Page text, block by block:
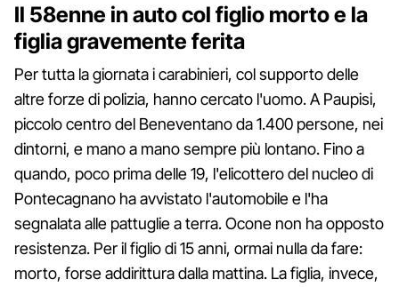
Il 58enne in auto col figlio morto e la
figlia gravemente ferita
Per tutta la giornata i carabinieri, col supporto delle
altre forze di polizia, hanno cercato l'uomo. A Paupisi,
piccolo centro del Beneventano da 1.400 persone, nei
dintorni, e mano a mano sempre più lontano. Fino a
quando, poco prima delle 19, l'elicottero del nucleo di
Pontecagnano ha avvistato l'automobile e l'ha
segnalata alle pattuglie a terra. Ocone non ha opposto
resistenza. Per il figlio di 15 anni, ormai nulla da fare:
morto, forse addirittura dalla mattina. La figlia, invece,